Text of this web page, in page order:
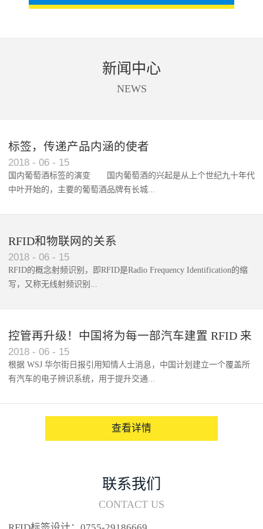
新闻中心
NEWS
标签，传递产品内涵的使者
2018 - 06 - 15
国内葡萄酒标签的演变 国内葡萄酒的兴起是从上个世纪九十年代
中叶开始的，主要的葡萄酒品牌有长城...
RFID和物联网的关系
2018 - 06 - 15
RFID的概念射频识别，即RFID是Radio Frequency Identification的缩
写，又称无线射频识别...
控管再升级！中国将为每一部汽车建置 RFID 来
架构辨识系统
2018 - 06 - 15
根据 WSJ 华尔街日报引用知情人士消息，中国计划建立一个覆盖所
有汽车的电子辨识系统，用于提升交通...
查看详情
联系我们
CONTACT US